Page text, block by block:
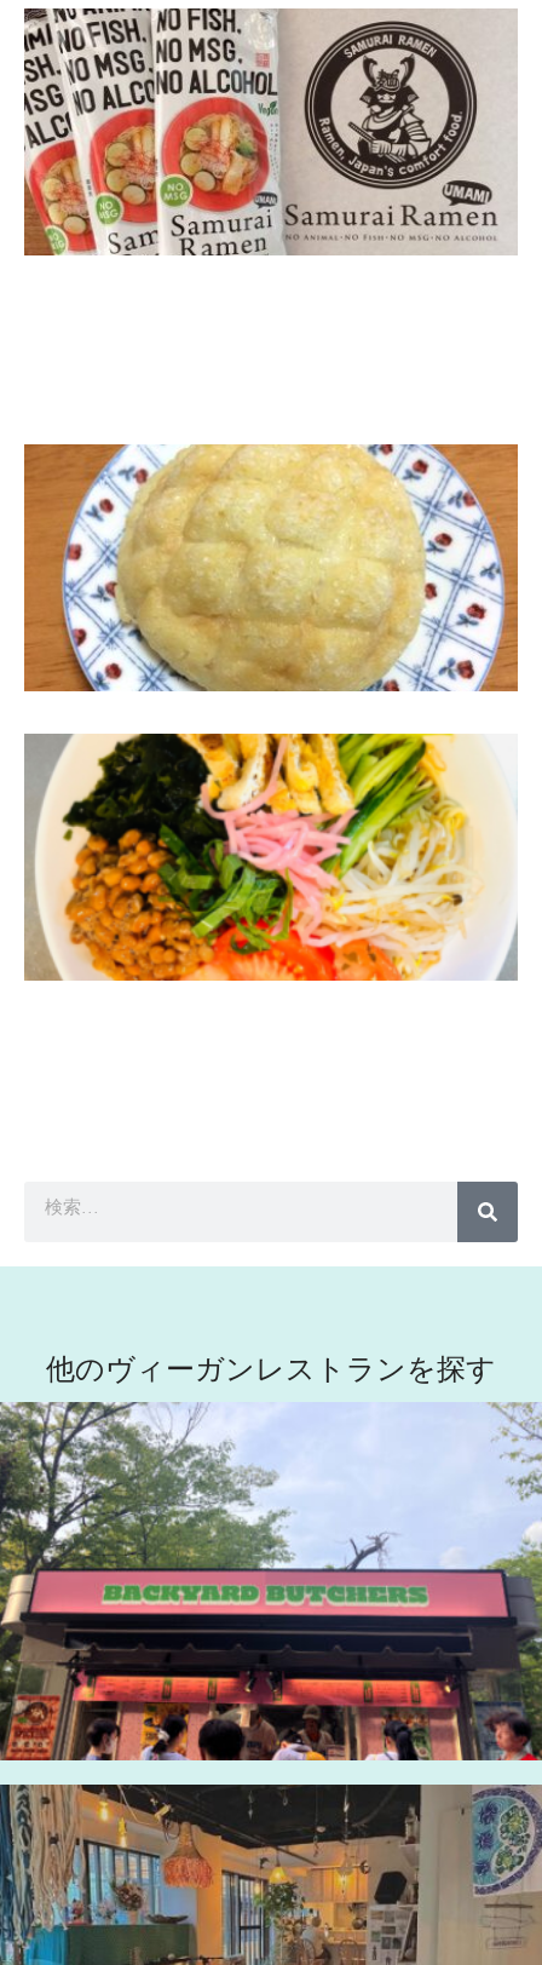
他のヴィーガンレストランを探す